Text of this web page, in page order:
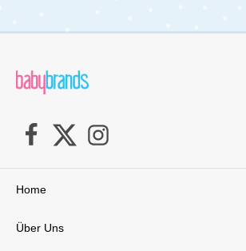
Home
Über Uns